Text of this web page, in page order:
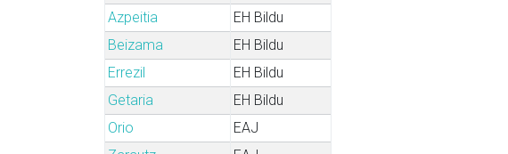
Azpeitia
EH Bildu
Beizama
EH Bildu
Errezil
EH Bildu
Getaria
EH Bildu
Orio
EAJ